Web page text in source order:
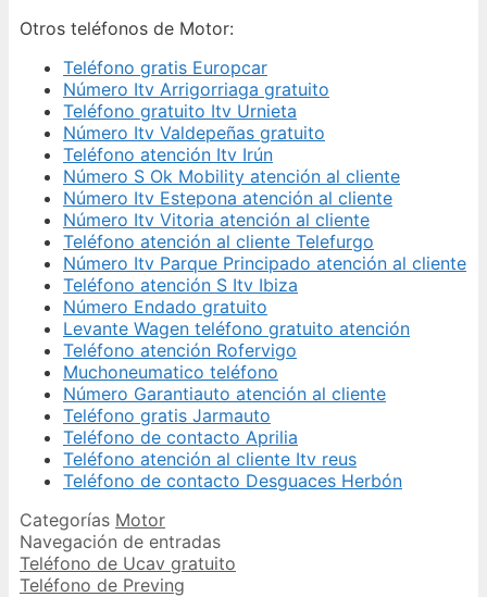
Otros teléfonos de Motor:
Teléfono gratis Europcar
Número Itv Arrigorriaga gratuito
Teléfono gratuito Itv Urnieta
Número Itv Valdepeñas gratuito
Teléfono atención Itv Irún
Número S Ok Mobility atención al cliente
Número Itv Estepona atención al cliente
Número Itv Vitoria atención al cliente
Teléfono atención al cliente Telefurgo
Número Itv Parque Principado atención al cliente
Teléfono atención S Itv Ibiza
Número Endado gratuito
Levante Wagen teléfono gratuito atención
Teléfono atención Rofervigo
Muchoneumatico teléfono
Número Garantiauto atención al cliente
Teléfono gratis Jarmauto
Teléfono de contacto Aprilia
Teléfono atención al cliente Itv reus
Teléfono de contacto Desguaces Herbón
Categorías Motor
Navegación de entradas
Teléfono de Ucav gratuito
Teléfono de Preving